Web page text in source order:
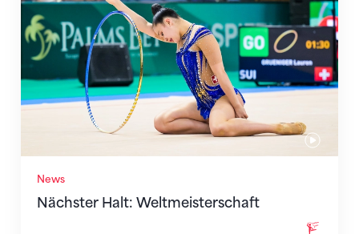
News
Nächster Halt: Weltmeisterschaft